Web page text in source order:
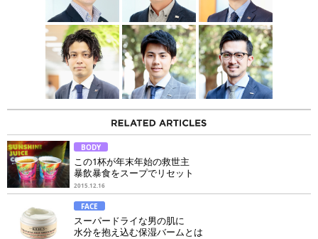
BODY
この1杯が年末年始の救世主
暴飲暴食をスープでリセット
2015.12.16
FACE
スーパードライな男の肌に
水分を抱え込む保湿バームとは